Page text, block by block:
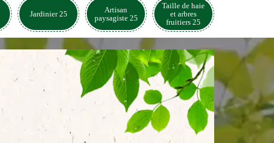
Jardinier 25
Artisan
paysagiste 25
Taille de haie
et arbres
fruitiers 25